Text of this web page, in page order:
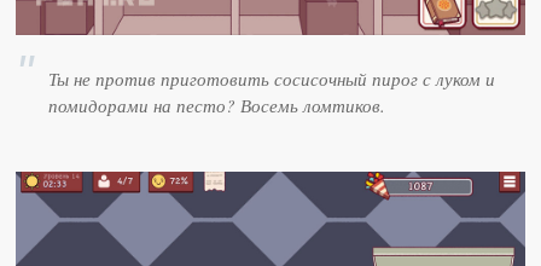
Ты не против приготовить сосисочный пирог с луком и
помидорами на песто? Восемь ломтиков.